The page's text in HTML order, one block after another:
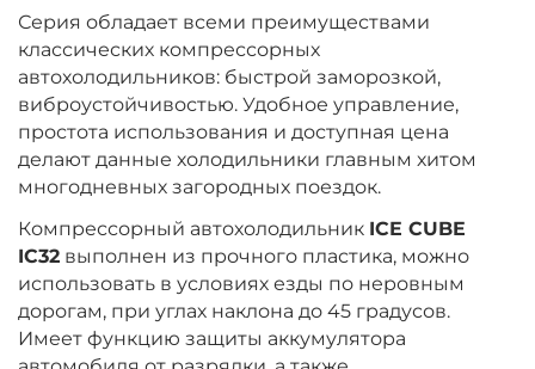
Серия обладает всеми преимуществами
классических компрессорных
автохолодильников: быстрой заморозкой,
виброустойчивостью. Удобное управление,
простота использования и доступная цена
делают данные холодильники главным хитом
многодневных загородных поездок.
Компрессорный автохолодильник ICE CUBE
IC32 выполнен из прочного пластика, можно
использовать в условиях езды по неровным
дорогам, при углах наклона до 45 градусов.
Имеет функцию защиты аккумулятора